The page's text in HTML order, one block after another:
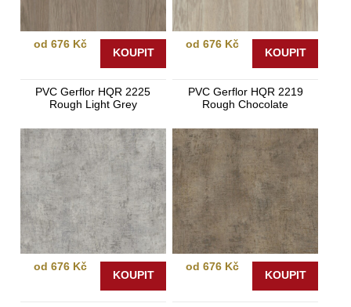
od 676 Kč
KOUPIT
od 676 Kč
KOUPIT
PVC Gerflor HQR 2225
Rough Light Grey
od 676 Kč
KOUPIT
PVC Gerflor HQR 2219
Rough Chocolate
od 676 Kč
KOUPIT